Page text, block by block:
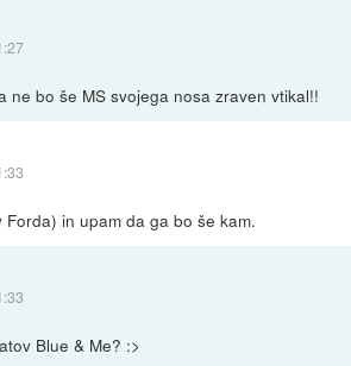
ne bo še MS svojega nosa zraven vtikal!!
in upam da ga bo še kam.
Blue & Me? :>